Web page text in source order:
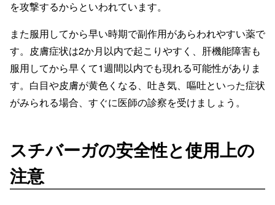
を攻撃するからといわれています。
また服用してから早い時期で副作用があらわれやすい薬で
す。皮膚症状は2か月以内で起こりやすく、肝機能障害も
服用してから早くて1週間以内でも現れる可能性がありま
す。白目や皮膚が黄色くなる、吐き気、嘔吐といった症状
がみられる場合、すぐに医師の診察を受けましょう。
スチバーガの安全性と使用上の
注意